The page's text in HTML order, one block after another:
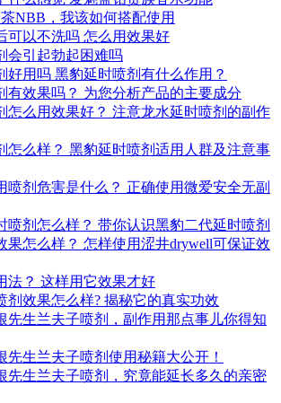
NBB，我该如何搭配使用
可以不洗吗 怎么用效果好
会引起勃起困难吗
好用吗 黑豹延时喷剂有什么作用？
有效果吗？ 为您分析产品的主要成分
怎么用效果好？ 注意龙水延时喷剂的副作
怎么样？ 黑豹延时喷剂适用人群及注意事
喷剂危害是什么？ 正确使用微爱安全无副
喷剂怎么样？ 带你认识黑豹二代延时喷剂
果怎么样？ 怎样使用涩井drywell可保证效
法？ 这样用它效果才好
剂效果怎么样? 揭秘它的真实功效
先生兰夫子喷剂，副作用那点事儿你得知
先生兰夫子喷剂使用秘籍大公开！
先生兰夫子喷剂，究竟能延长多久的亲密